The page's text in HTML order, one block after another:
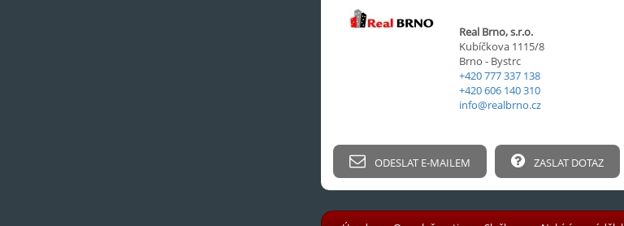
Real Brno, s.r.o.
Kubíčkova 1115/8
Brno - Bystrc
+420 777 337 138
+420 606 140 310
info@realbrno.cz
ODESLAT E-MAILEM ZASLAT DOTAZ